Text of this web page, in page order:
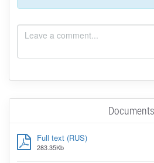
Documents
Full text (RUS)
283.35Kb